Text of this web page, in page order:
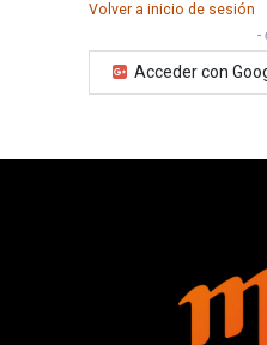
Volver a inicio de sesión
-
Acceder con